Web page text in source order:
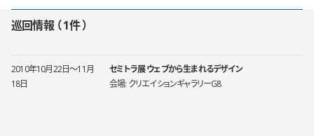
巡回情報 1件
2010年10月22日〜11月
18日
セミトラ展 ウェブから生まれるデザイン
クリエイションギャラリーG8